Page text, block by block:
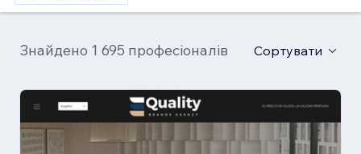
Знайдено 1 695 професіоналів Сортувати